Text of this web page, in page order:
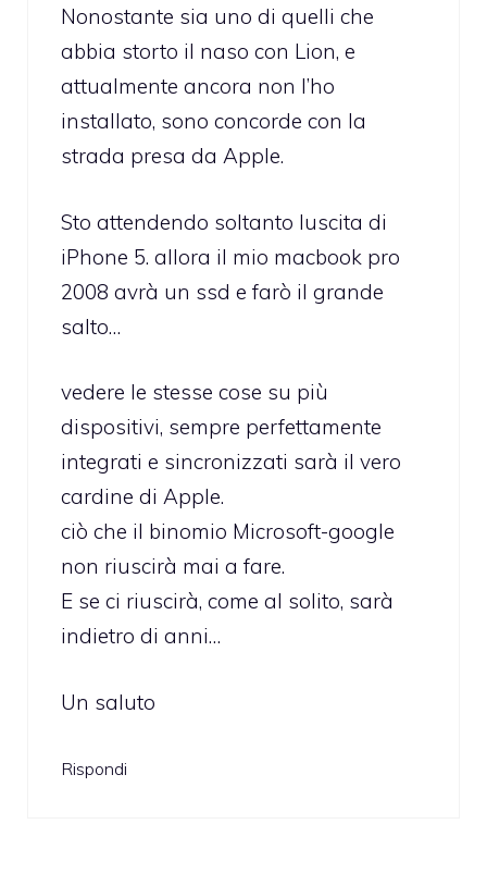
Nonostante sia uno di quelli che
abbia storto il naso con Lion, e
attualmente ancora non l’ho
installato, sono concorde con la
strada presa da Apple.
Sto attendendo soltanto luscita di
iPhone 5. allora il mio macbook pro
2008 avrà un ssd e farò il grande
salto…
vedere le stesse cose su più
dispositivi, sempre perfettamente
integrati e sincronizzati sarà il vero
cardine di Apple.
ciò che il binomio Microsoft-google
non riuscirà mai a fare.
E se ci riuscirà, come al solito, sarà
indietro di anni…
Un saluto
Rispondi